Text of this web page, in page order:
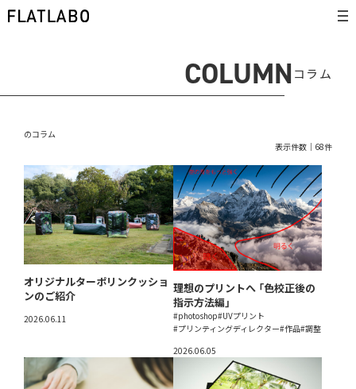
COLUMNコラム
のコラム
表示件数｜68件
オリジナルターポリンクッショ
ンのご紹介
2026.06.11
理想のプリントへ 「色校正後の
指示方法編」
#photoshop#UVプリント
#プリンティングディレクター#作品#調整
2026.06.05